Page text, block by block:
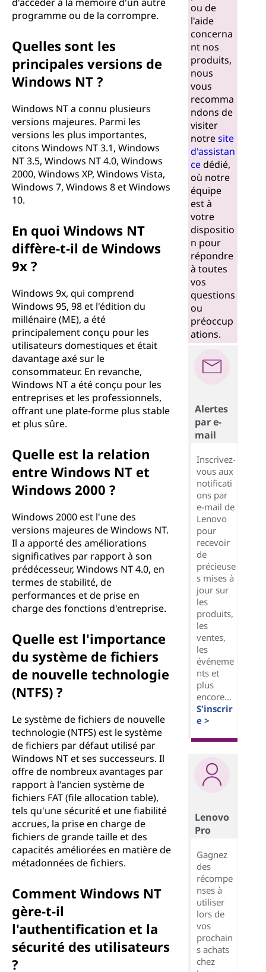
programme ou de la corrompre.
Quelles sont les
principales versions de
Windows NT ?
Windows NT a connu plusieurs
versions majeures. Parmi les
versions les plus importantes,
citons Windows NT 3.1, Windows
NT 3.5, Windows NT 4.0, Windows
2000, Windows XP, Windows Vista,
Windows 7, Windows 8 et Windows
10.
En quoi Windows NT
diffère-t-il de Windows
9x ?
Windows 9x, qui comprend
Windows 95, 98 et l'édition du
millénaire (ME), a été
principalement conçu pour les
utilisateurs domestiques et était
davantage axé sur le
consommateur. En revanche,
Windows NT a été conçu pour les
entreprises et les professionnels,
offrant une plate-forme plus stable
et plus sûre.
Quelle est la relation
entre Windows NT et
Windows 2000 ?
Windows 2000 est l'une des
versions majeures de Windows NT.
Il a apporté des améliorations
significatives par rapport à son
prédécesseur, Windows NT 4.0, en
termes de stabilité, de
performances et de prise en
charge des fonctions d'entreprise.
Quelle est l'importance
du système de fichiers
de nouvelle technologie
(NTFS) ?
Le système de fichiers de nouvelle
technologie (NTFS) est le système
de fichiers par défaut utilisé par
Windows NT et ses successeurs. Il
offre de nombreux avantages par
rapport à l'ancien système de
fichiers FAT (file allocation table),
tels qu'une sécurité et une fiabilité
accrues, la prise en charge de
fichiers de grande taille et des
capacités améliorées en matière de
métadonnées de fichiers.
Comment Windows NT
gère-t-il
l'authentification et la
sécurité des utilisateurs
?
ou de
l'aide
concerna
nt nos
produits,
nous
vous
recomma
ndons de
visiter
notresite
d'assistan
cedédié,
où notre
équipe
est à
votre
dispositio
n pour
répondre
à toutes
vos
questions
ou
préoccup
ations.
Alertes
par e-
mail
Inscrivez-
vous aux
notificati
ons par
e-mail de
Lenovo
pour
recevoir
de
précieuse
s mises à
jour sur
les
produits,
les
ventes,
les
événeme
nts et
plus
encore...
S'inscrir
e >
Lenovo
Pro
Gagnez
des
récompe
nses à
utiliser
lors de
vos
prochain
s achats
chez